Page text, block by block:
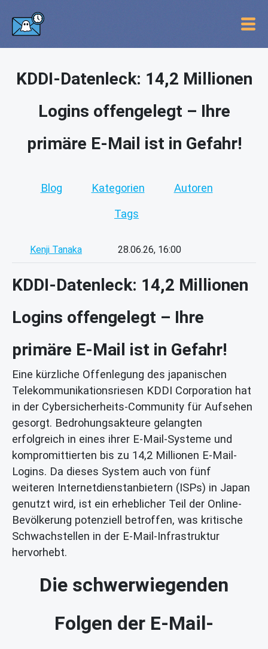
KDDI-Datenleck: 14,2 Millionen
Logins offengelegt – Ihre
primäre E-Mail ist in Gefahr!
Blog Kategorien Autoren
Tags
Kenji Tanaka 28.06.26, 16:00
KDDI-Datenleck: 14,2 Millionen
Logins offengelegt – Ihre
primäre E-Mail ist in Gefahr!
Eine kürzliche Offenlegung des japanischen
Telekommunikationsriesen KDDI Corporation hat
in der Cybersicherheits-Community für Aufsehen
gesorgt. Bedrohungsakteure gelangten
erfolgreich in eines ihrer E-Mail-Systeme und
kompromittierten bis zu 14,2 Millionen E-Mail-
Logins. Da dieses System auch von fünf
weiteren Internetdienstanbietern (ISPs) in Japan
genutzt wird, ist ein erheblicher Teil der Online-
Bevölkerung potenziell betroffen, was kritische
Schwachstellen in der E-Mail-Infrastruktur
hervorhebt.
Die schwerwiegenden
Folgen der E-Mail-